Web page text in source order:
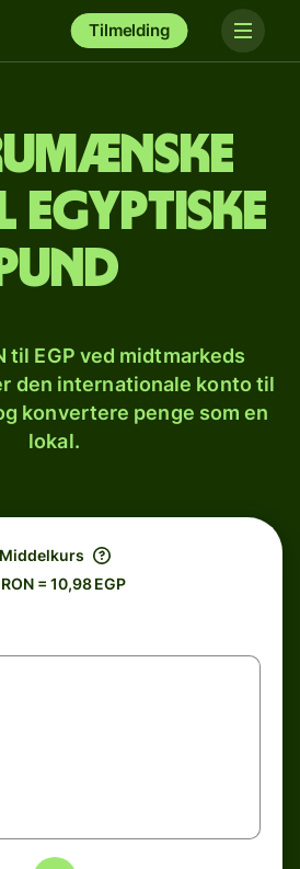
Tilmelding
egyptiske
pund
til EGP ved midtmarkeds
den internationale konto til
konvertere penge som en
lokal.
Middelkurs
RON = 10,98 EGP